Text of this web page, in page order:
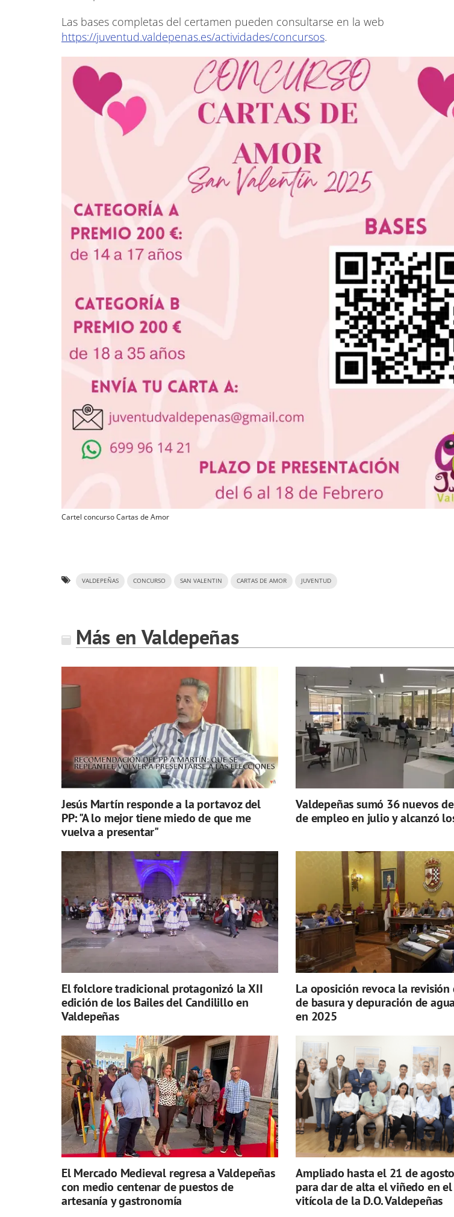
Las bases completas del certamen pueden consultarse en la web
https://juventud.valdepenas.es/actividades/concursos.
Cartel concurso Cartas de Amor
VALDEPEÑAS CONCURSO SAN VALENTIN CARTAS DE AMOR JUVENTUD
Más en Valdepeñas
Jesús Martín responde a la portavoz del
PP: "A lo mejor tiene miedo de que me
vuelva a presentar"
Valdepeñas sumó 36 nuevos
de empleo en julio y alcanzó
El folclore tradicional protagonizó la XII
edición de los Bailes del Candilillo en
Valdepeñas
La oposición revoca la revisión
de basura y depuración de
en 2025
El Mercado Medieval regresa a Valdepeñas
con medio centenar de puestos de
artesanía y gastronomía
Ampliado hasta el 21 de
para dar de alta el viñedo en
vitícola de la D.O. Valdepeñas